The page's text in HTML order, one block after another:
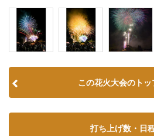
この花火大会のトッ
打ち上げ数・日